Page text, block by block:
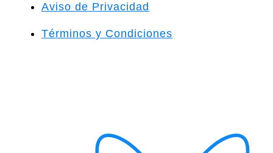
Aviso de Privacidad
Términos y Condiciones